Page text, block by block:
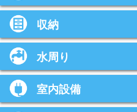
収納
水周り
室内設備